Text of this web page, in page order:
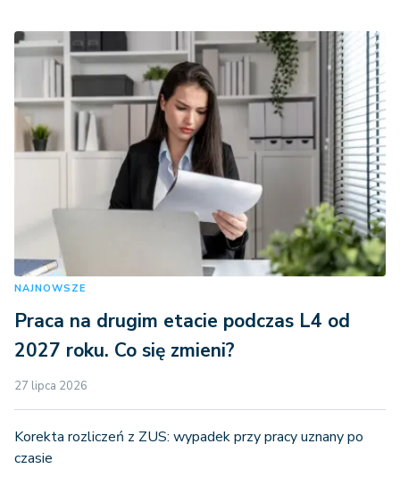
NAJNOWSZE
Praca na drugim etacie podczas L4 od
2027 roku. Co się zmieni?
27 lipca 2026
Korekta rozliczeń z ZUS: wypadek przy pracy uznany po
czasie